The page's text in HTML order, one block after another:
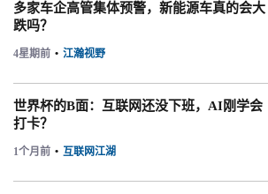
多家车企高管集体预警，新能源车真的会大
跌吗？
4星期前 • 江瀚视野
世界杯的B面：互联网还没下班，AI刚学会
打卡？
1个月前 • 互联网江湖